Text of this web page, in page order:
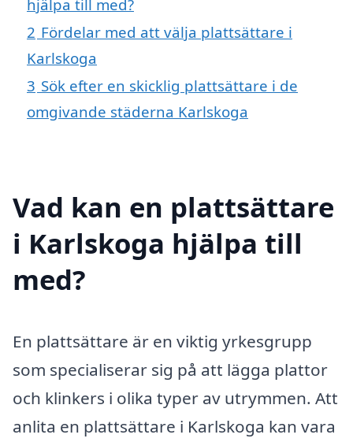
hjälpa till med?
2 Fördelar med att välja plattsättare i
Karlskoga
3 Sök efter en skicklig plattsättare i de
omgivande städerna Karlskoga
Vad kan en plattsättare
i Karlskoga hjälpa till
med?
En plattsättare är en viktig yrkesgrupp
som specialiserar sig på att lägga plattor
och klinkers i olika typer av utrymmen. Att
anlita en plattsättare i Karlskoga kan vara